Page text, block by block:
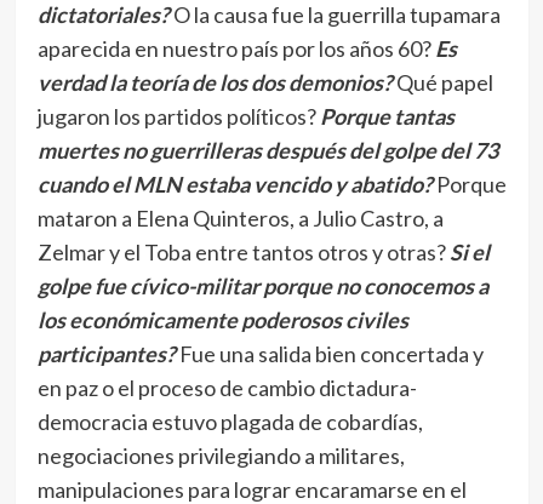
dictatoriales?O la causa fue la guerrilla tupamara
aparecida en nuestro país por los años 60?Es
verdad la teoría de los dos demonios?Qué papel
jugaron los partidos políticos?Porque tantas
muertes no guerrilleras después del golpe del 73
cuando el MLN estaba vencido y abatido?Porque
mataron a Elena Quinteros, a Julio Castro, a
Zelmar y el Toba entre tantos otros y otras?Si el
golpe fue cívico-militar porque no conocemos a
los económicamente poderosos civiles
participantes?Fue una salida bien concertada y
en paz o el proceso de cambio dictadura-
democracia estuvo plagada de cobardías,
negociaciones privilegiando a militares,
manipulaciones para lograr encaramarse en el